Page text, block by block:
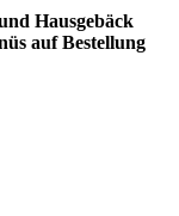
Hausgebäck
auf Bestellung